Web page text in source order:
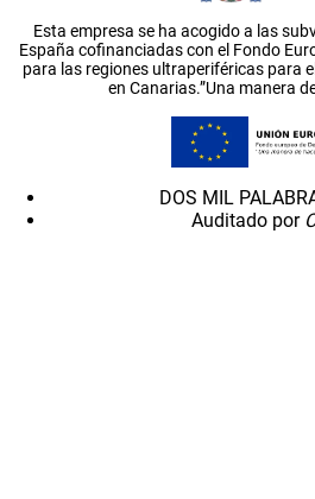
Esta empresa se ha acogido a las
España cofinanciadas con el Fondo
para las regiones ultraperiféricas para
en Canarias.”Una manera
DOS MIL
Auditado por